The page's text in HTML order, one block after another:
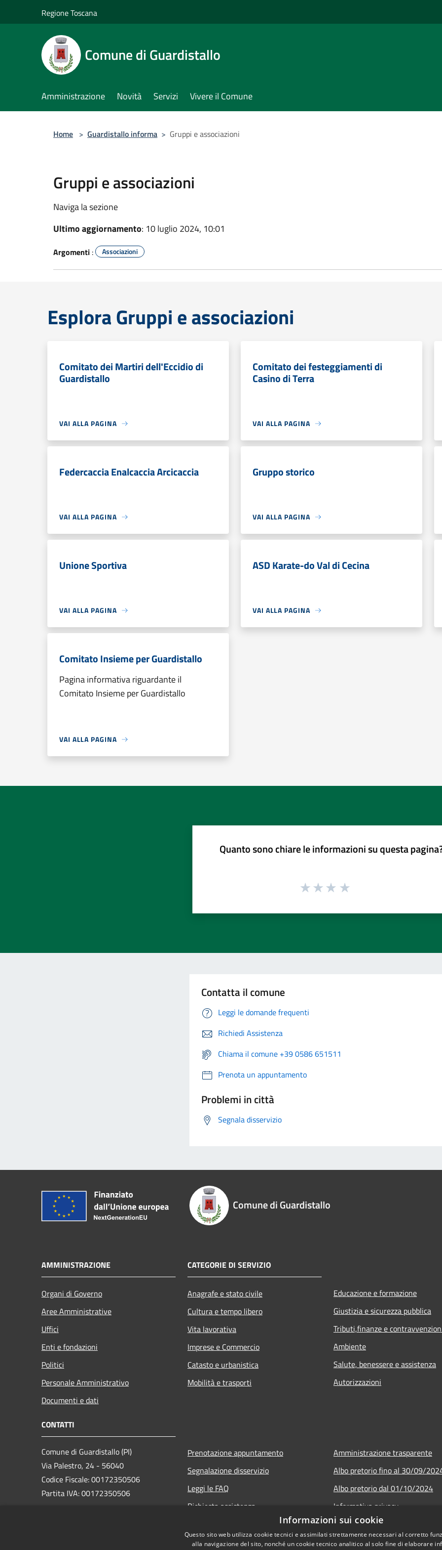
Regione Toscana
Comune di Guardistallo
Amministrazione Novità Servizi Vivere il Comune
Home > Guardistallo informa > Gruppi e associazioni
Gruppi e associazioni
Naviga la sezione
Ultimo aggiornamento: 10 luglio 2024, 10:01
Argomenti : Associazioni
Esplora Gruppi e associazioni
Comitato dei Martiri dell'Eccidio di
Guardistallo
VAI ALLA PAGINA
Comitato dei festeggiamenti di
Casino di Terra
VAI ALLA PAGINA
Federcaccia Enalcaccia Arcicaccia
VAI ALLA PAGINA
Gruppo storico
VAI ALLA PAGINA
Unione Sportiva
VAI ALLA PAGINA
ASD Karate-do Val di Cecina
VAI ALLA PAGINA
Comitato Insieme per Guardistallo
Pagina informativa riguardante il
Comitato Insieme per Guardistallo
VAI ALLA PAGINA
Quanto sono chiare le informazioni su questa
Contatta il comune
Leggi le domande frequenti
Richiedi Assistenza
Chiama il comune +39 0586 651511
Prenota un appuntamento
Problemi in città
Segnala disservizio
Comune di Guardistallo
AMMINISTRAZIONE
Organi di Governo
Aree Amministrative
Uffici
Enti e fondazioni
Politici
Personale Amministrativo
Documenti e dati
CATEGORIE DI SERVIZIO
Anagrafe e stato civile
Cultura e tempo libero
Vita lavorativa
Imprese e Commercio
Catasto e urbanistica
Mobilità e trasporti
Educazione e formazione
Giustizia e sicurezza pubblica
Tributi,finanze e
Ambiente
Salute, benessere e assistenza
Autorizzazioni
CONTATTI
Comune di Guardistallo (PI)
Via Palestro, 24 - 56040
Codice Fiscale: 00172350506
Partita IVA: 00172350506
Prenotazione appuntamento
Segnalazione disservizio
Leggi le FAQ
Richiesta assistenza
Amministrazione trasparente
Albo pretorio fino al 30/09/
Albo pretorio dal 01/10/2024
Informativa privacy
Note legali
Dichiarazione di accessibilità
Informazioni sui cookie
Questo sito web utilizza cookie tecnici e assimilati strettamente necessari al corretto
alla navigazione del sito, nonché un cookie tecnico analitico al solo fine di elaborare